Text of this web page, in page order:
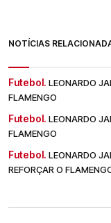
NOTÍCIAS
Futebol. LEONARDO
FLAMENGO
Futebol. LEONARDO
FLAMENGO
Futebol. LEONARDO
REFORÇAR O